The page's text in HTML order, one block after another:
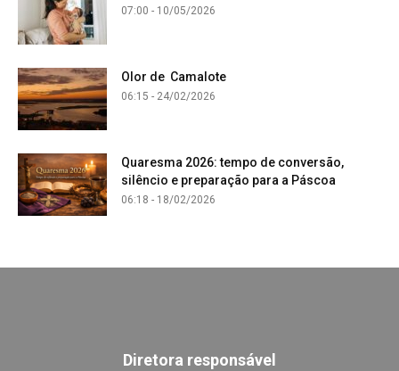
07:00 - 10/05/2026
Olor de Camalote
06:15 - 24/02/2026
Quaresma 2026: tempo de conversão,
silêncio e preparação para a Páscoa
06:18 - 18/02/2026
Diretora responsável